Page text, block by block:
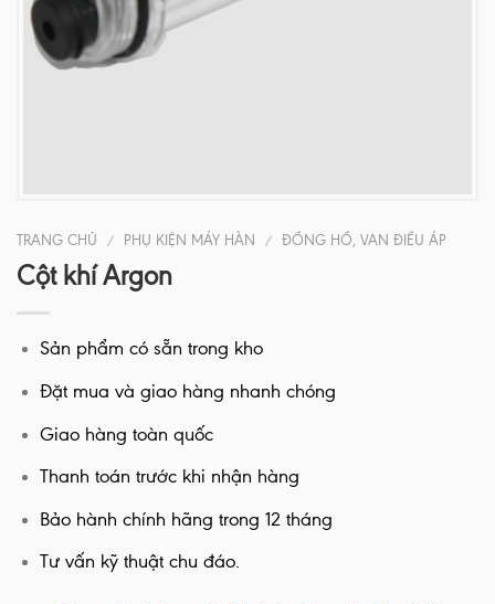
TRANG CHỦ / PHỤ KIỆN MÁY HÀN / ĐỒNG HỒ, VAN ĐIỀU ÁP
Cột khí Argon
Sản phẩm có sẵn trong kho
Đặt mua và giao hàng nhanh chóng
Giao hàng toàn quốc
Thanh toán trước khi nhận hàng
Bảo hành chính hãng trong 12 tháng
Tư vấn kỹ thuật chu đáo.